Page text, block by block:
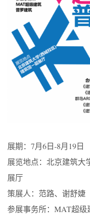
展期：7月6日-8月19日
展览地点：北京建筑大
展厅
策展人：范路、谢舒婕
参展事务所：MAT超级